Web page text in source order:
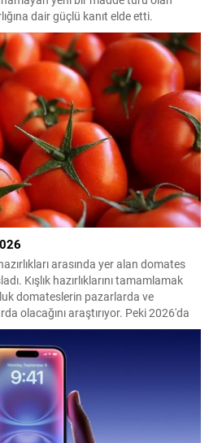
dair güçlü kanıt elde etti.
arasında yer alan domates
Kışlık hazırlıklarını tamamlamak
domateslerin pazarlarda ve
olacağını araştırıyor. Peki 2026'da
zaman çıkacak? İşte en uygun